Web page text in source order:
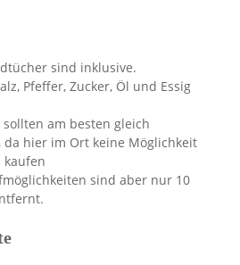
sind inklusive.
Pfeffer, Zucker, Öl und Essig
am besten gleich
hier im Ort keine Möglichkeit
kaufen
sind aber nur 10